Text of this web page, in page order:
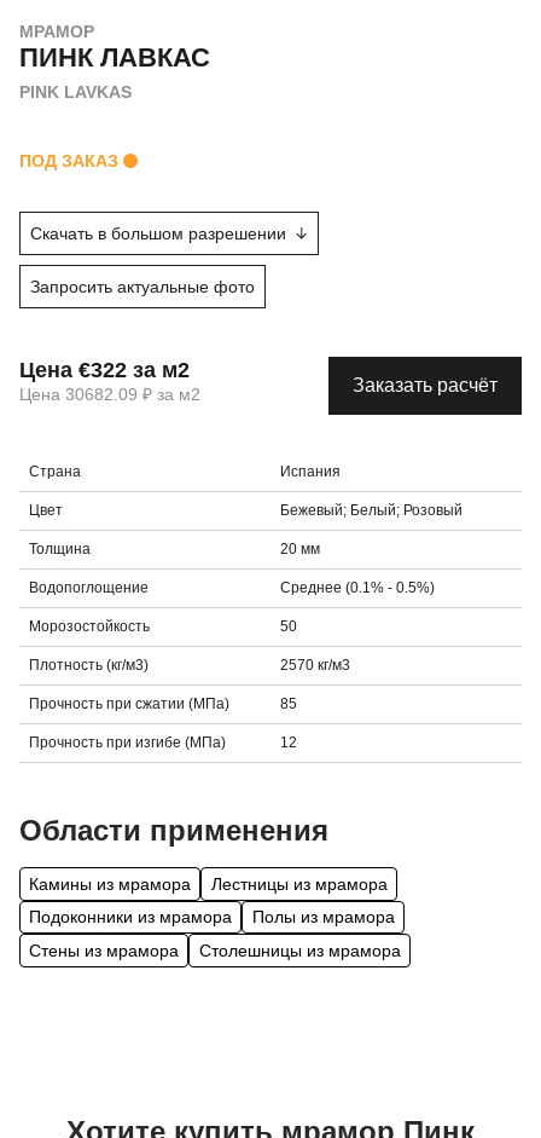
МРАМОР
ПИНК ЛАВКАС
PINK LAVKAS
ПОД ЗАКАЗ
Скачать в большом разрешении
Запросить актуальные фото
Цена €322 за м2
Цена 30682.09 ₽ за м2 Заказать расчёт
Страна Испания
Цвет Бежевый; Белый; Розовый
Толщина 20 мм
Водопоглощение Среднее (0.1% - 0.5%)
Морозостойкость 50
Плотность (кг/м3) 2570 кг/м3
Прочность при сжатии (МПа) 85
Прочность при изгибе (МПа) 12
Области применения
Камины из мрамора
Лестницы из мрамора
Подоконники из мрамора
Полы из мрамора
Стены из мрамора
Столешницы из мрамора
Хотите купить мрамор Пинк